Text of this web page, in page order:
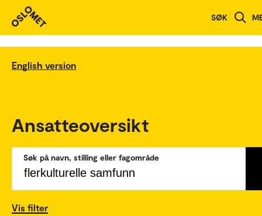
SØK
English version
Ansatteoversikt
Søk på navn, stilling eller fagområde
Vis filter